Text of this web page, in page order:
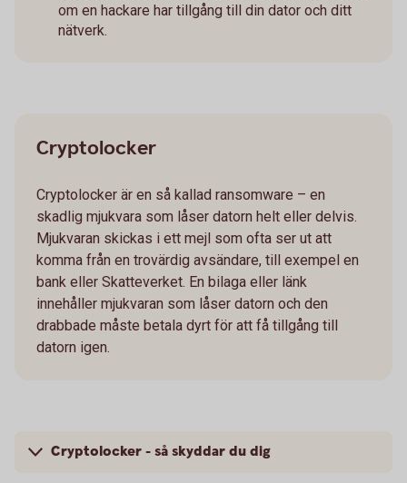
om en hackare har tillgång till din dator och ditt
nätverk.
Cryptolocker
Cryptolocker är en så kallad ransomware – en
skadlig mjukvara som låser datorn helt eller delvis.
Mjukvaran skickas i ett mejl som ofta ser ut att
komma från en trovärdig avsändare, till exempel en
bank eller Skatteverket. En bilaga eller länk
innehåller mjukvaran som låser datorn och den
drabbade måste betala dyrt för att få tillgång till
datorn igen.
Cryptolocker - så skyddar du dig